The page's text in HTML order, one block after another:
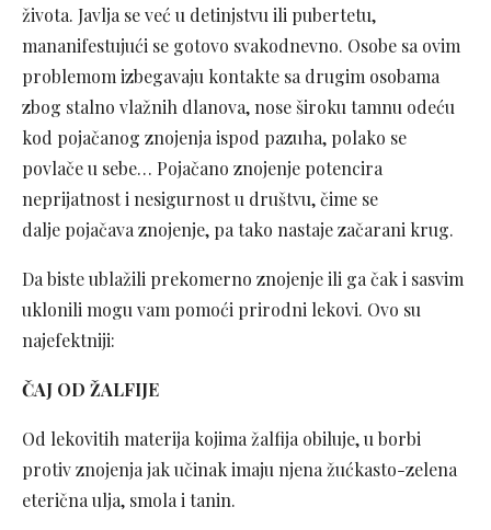
života. Javlja se već u detinjstvu ili pubertetu,
mananifestujući se gotovo svakodnevno. Osobe sa ovim
problemom izbegavaju kontakte sa drugim osobama
zbog stalno vlažnih dlanova, nose široku tamnu odeću
kod pojačanog znojenja ispod pazuha, polako se
povlače u sebe… Pojačano znojenje potencira
neprijatnost i nesigurnost u društvu, čime se
dalje pojačava znojenje, pa tako nastaje začarani krug.
Da biste ublažili prekomerno znojenje ili ga čak i sasvim
uklonili mogu vam pomoći prirodni lekovi. Ovo su
najefektniji:
ČAJ OD ŽALFIJE
Od lekovitih materija kojima žalfija obiluje, u borbi
protiv znojenja jak učinak imaju njena žućkasto-zelena
eterična ulja, smola i tanin.